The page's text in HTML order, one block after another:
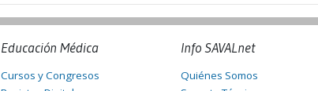
Educación Médica
Cursos y Congresos
Info SAVALnet
Quiénes Somos